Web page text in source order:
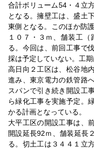
合計ボリューム54・４立
となる。擁壁工は、盛土
東側となる。このほか防
１０７・３ｍ、舗装工
る。今回は、前回工事で
採は予定していない。工
高日向２工区は、松谷地
進み、東京電力の鉄管路
スパンで引き続き開設工
ら緑化工事を実施予定。
かる計画となっている。
大平工区の開設工事は、
開設延長92ｍ、舗装延長
る。切土工は３４４１立